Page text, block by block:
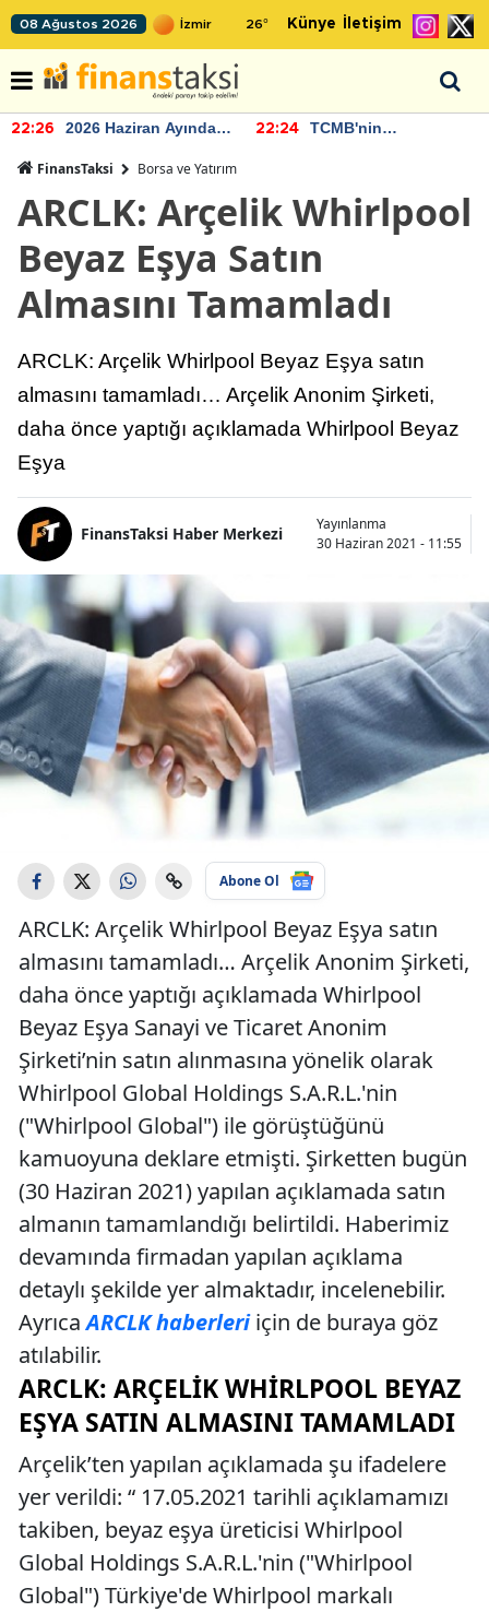
08 Ağustos 2026 26° Künye İletişim
22:26
2026 Haziran Ayında
22:24
TCMB'nin
FinansTaksi Borsa ve Yatırım
ARCLK: Arçelik Whirlpool
Beyaz Eşya Satın
Almasını Tamamladı
ARCLK: Arçelik Whirlpool Beyaz Eşya satın
almasını tamamladı… Arçelik Anonim Şirketi,
daha önce yaptığı açıklamada Whirlpool Beyaz
Eşya
FinansTaksi Haber Merkezi
Yayınlanma
30 Haziran 2021 - 11:55
Abone Ol
ARCLK: Arçelik Whirlpool Beyaz Eşya satın
almasını tamamladı… Arçelik Anonim Şirketi,
daha önce yaptığı açıklamada Whirlpool
Beyaz Eşya Sanayi ve Ticaret Anonim
Şirketi’nin satın alınmasına yönelik olarak
Whirlpool Global Holdings S.A.R.L.'nin
("Whirlpool Global") ile görüştüğünü
kamuoyuna deklare etmişti. Şirketten bugün
(30 Haziran 2021) yapılan açıklamada satın
almanın tamamlandığı belirtildi. Haberimiz
devamında firmadan yapılan açıklama
detaylı şekilde yer almaktadır, incelenebilir.
AyrıcaARCLK haberleriiçin de buraya göz
atılabilir.
ARCLK: ARÇELIK WHIRLPOOL BEYAZ
EŞYA SATIN ALMASINI TAMAMLADI
Arçelik’ten yapılan açıklamada şu ifadelere
yer verildi: “ 17.05.2021 tarihli açıklamamızı
takiben, beyaz eşya üreticisi Whirlpool
Global Holdings S.A.R.L.'nin ("Whirlpool
Global") Türkiye'de Whirlpool markalı